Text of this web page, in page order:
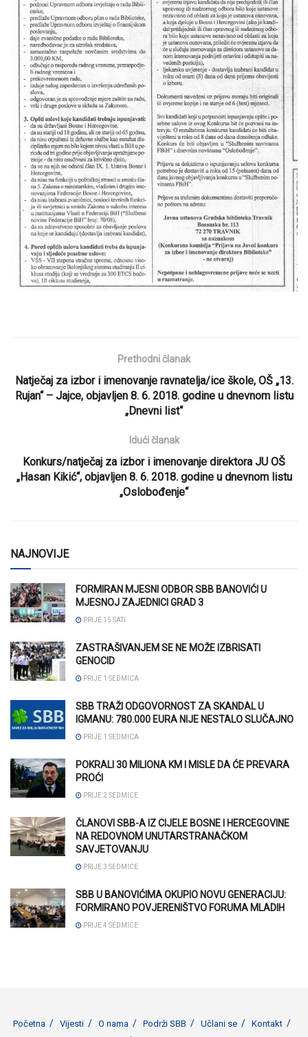
Prethodni članak
Natječaj za izbor i imenovanje ravnatelja/ice škole, OŠ „13.
Rujan“ – Jajce, objavljen 8. 6. 2018. godine u dnevnom listu
„Dnevni list“
Idući članak
Konkurs/natječaj za izbor i imenovanje direktora JU OŠ
„Hasan Kikić“, objavljen 8. 6. 2018. godine u dnevnom listu
„Oslobođenje“
NAJNOVIJE
FORMIRAN MJESNI ODBOR SBB BANOVIĆI U
MJESNOJ ZAJEDNICI GRAD 3
PRIJE 15 SATI
ZASTRAŠIVANJEM SE NE MOŽE IZBRISATI
GENOCID
PRIJE 1 SEDMICA
SBB TRAŽI ODGOVORNOST ZA SKANDAL U
IGMANU: 780.000 EURA NIJE NESTALO SLUČAJNO
PRIJE 1 SEDMICA
POKRALI 30 MILIONA KM I MISLE DA ĆE PREVARA
PROĆI
PRIJE 2 SEDMICE
ČLANOVI SBB-A IZ CIJELE BOSNE I HERCEGOVINE
NA REDOVNOM UNUTARSTRANAČKOM
SAVJETOVANJU
PRIJE 3 SEDMICE
SBB U BANOVIĆIMA OKUPIO NOVU GENERACIJU:
FORMIRANO POVJERENIŠTVO FORUMA MLADIH
PRIJE 4 SEDMICE
Početna Vijesti O nama Podrži SBB Učlani se
Kontakt